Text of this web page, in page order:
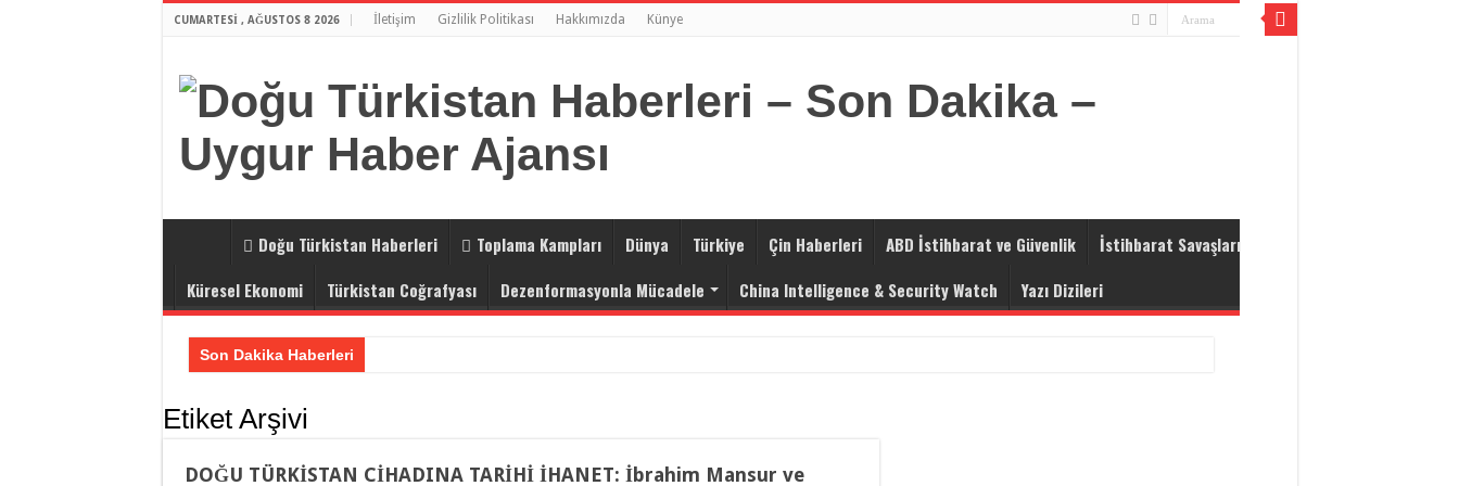
CUMARTESI , AĞUSTOS 8 2026 İletişim Gizlilik Politikası Hakkımızda Künye
Doğu Türkistan Haberleri Toplama Kampları Dünya Türkiye Çin Haberleri ABD İstihbarat ve Güvenlik
İstihbarat Savaşları
Küresel Ekonomi
Türkistan Coğrafyası Dezenformasyonla Mücadele China Intelligence & Security Watch Yazı Dizileri
Son Dakika Haberleri
2026 Gulca Semineri ve Küresel Güvenlik Masalı: Pekin’in Doğu Türkistan Stratejisi
İstanbul’un Göbeğinde Konsolosluk Tuzağı: Çin, Uygur Türklerini Fişlemek İçin “Mahalle Hizmeti” Maskesi mi Kullanıyor?
Etiket Arşivi
DOĞU TÜRKİSTAN CİHADINA TARİHİ İHANET: İbrahim Mansur ve